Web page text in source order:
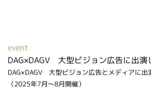
event
DAG×DAGV 大型ビジョン広告とメディアに出
（2025年7月～8月開催）